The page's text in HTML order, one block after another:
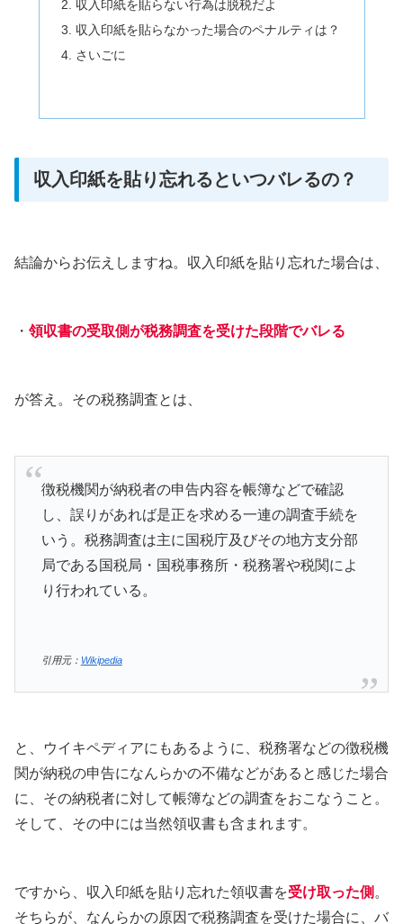
収入印紙を貼らない行為は脱税だよ
収入印紙を貼らなかった場合のペナルティは？
さいごに
収入印紙を貼り忘れるといつバレるの？
結論からお伝えしますね。収入印紙を貼り忘れた場合は、
・ 領収書の受取側が税務調査を受けた段階でバレる
が答え。その税務調査とは、
徴税機関が納税者の申告内容を帳簿などで確認
し、誤りがあれば是正を求める一連の調査手続を
いう。税務調査は主に国税庁及びその地方支分部
局である国税局・国税事務所・税務署や税関によ
り行われている。
引用元： Wikipedia
と、ウイキペディアにもあるように、税務署などの徴税機
関が納税の申告になんらかの不備などがあると感じた場合
に、その納税者に対して帳簿などの調査をおこなうこと。
そして、その中には当然領収書も含まれます。
ですから、収入印紙を貼り忘れた領収書を受け取った側 。
そちらが、なんらかの原因で税務調査を受けた場合に、バ